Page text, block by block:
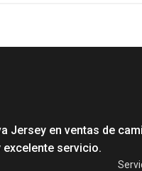
Jersey en ventas de
excelente servicio.